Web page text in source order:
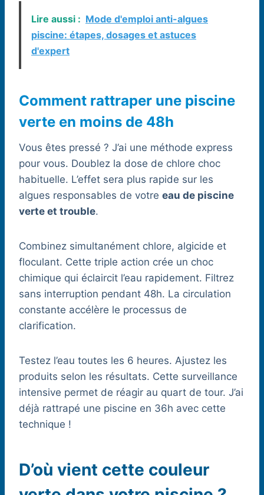
Lire aussi : Mode d'emploi anti-algues
piscine: étapes, dosages et astuces
d'expert
Comment rattraper une piscine
verte en moins de 48h
Vous êtes pressé ? J’ai une méthode express
pour vous. Doublez la dose de chlore choc
habituelle. L’effet sera plus rapide sur les
algues responsables de votre eau de piscine
verte et trouble.
Combinez simultanément chlore, algicide et
floculant. Cette triple action crée un choc
chimique qui éclaircit l’eau rapidement. Filtrez
sans interruption pendant 48h. La circulation
constante accélère le processus de
clarification.
Testez l’eau toutes les 6 heures. Ajustez les
produits selon les résultats. Cette surveillance
intensive permet de réagir au quart de tour. J’ai
déjà rattrapé une piscine en 36h avec cette
technique !
D’où vient cette couleur